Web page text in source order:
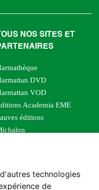
technologies
de
TOUS NOS SITES ET
DVD
VOD
Academia EME
éditions
Sutton
impliqués